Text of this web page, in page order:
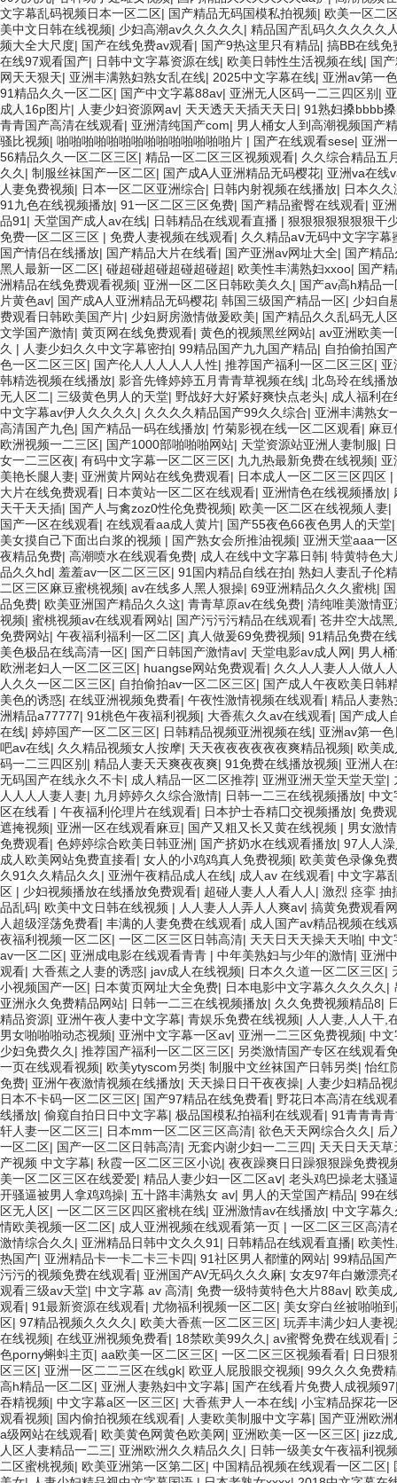
文字幕乱码视频日本一区二区| 国产精品无码国模私拍视频| 欧美一区二
美中文日韩在线视频| 少妇高潮av久久久久久 | 精品国产乱码久久久久久
频大全大尺度| 国产在线免费av观看| 国产9热这里只有精品| 搞BB在线免
在线97观看国产| 日韩中文字幕资源在线| 欧美日韩性生活视频在线| 国
网天天狠天| 亚洲丰满熟妇熟女乱在线| 2025中文字幕在线| 亚洲av第一
91精品久久一区二区| 国产中文字幕88av| 亚洲无人区码一二三四区别 |
成人16p图片| 人妻少妇资源网av| 天天透天天插天天日| 91熟妇搡bbbb
青青国产高清在线观看| 亚洲清纯国产com| 男人桶女人到高潮视频国产
骚比视频| 啪啪啪啪啪啪啪啪啪啪啪啪啪啪片 | 国产在线观看sese| 亚洲
56精品久久一区二区三区| 精品一区二区三区视频观看| 久久综合精品五
久久 | 制服丝袜国产一区二区| 国产成A人亚洲精品无码樱花| 亚洲va在线
人妻免费视频| 日本一区二区亚洲综合| 日韩内射视频在线播放| 日本久
91九色在线视频播放| 91一区二区三区免费| 国产精品蜜臀在线观看| 亚
品91 | 天堂国产成人av在线| 日韩精品在线观看直播 | 狠狠狠狠狠狠狠干
免费一区二区三区 | 免费人妻视频在线观看| 久久精品aⅴ无码中文字字幕
国产情侣在线播放| 国产精品大片在线看| 国产亚洲av网址大全| 国产精
黑人最新一区二区| 碰超碰超碰超碰超碰超| 欧美性丰满熟妇xxoo| 国产
洲精品在线免费观看视频| 亚洲一区二区日韩欧美久久 | 国产av高h精品
片黄色av| 国产成A人亚洲精品无码樱花| 韩国三级国产精品一区| 少妇自
费观看日韩欧美国产片| 少妇厨房激情做爰欧美| 国产精品久久乱码无人
文学国产激情| 黄页网在线免费观看| 黄色的视频黑丝网站| av亚洲欧美
久 | 人妻少妇久久中文字幕密拍| 99精品国产九九国产精品| 自拍偷拍国
色一区二区三区| 国产伦人人人人人人性| 推荐国产福利一区二区三区| 亚
韩精选视频在线播放| 影音先锋婷婷五月青青草视频在线| 北岛玲在线播
无人区二| 三级黄色男人的天堂| 野战好大好紧好爽快点老头| 成人福利
中文字幕av伊人久久久久 | 久久久久精品国产99久久综合| 亚洲丰满熟女
高清国产九色| 国产精品一码在线播放| 竹菊影视在线一区二区观看| 麻豆
欧洲视频一二三区| 国产1000部啪啪啪网站| 天堂资源站亚洲人妻制服|
女一二三区夜| 有码中文字幕一区二区三区| 九九热最新免费在线视频| 亚
美艳长腿人妻| 亚洲黄片网站在线免费观看| 日本成人一区二区三区四区 |
大片在线免费观看| 日本黄站一区二区在线观看| 亚洲情色在线视频播放|
天干天天插| 国产人与禽zoz0性伦免费视频| 欧美一区二区在线视频人妻|
国产一区在线观看| 在线观看aa成人黄片| 国产55夜色66夜色男人的天堂
美女摸自己下面出白浆的视频 | 国产熟女会所推油视频| 亚洲天堂aaa一
夜精品免费| 高潮喷水在线观看免费| 成人在线中文字幕日韩| 特黄特色大
品久久hd| 羞羞av一区二区三区| 91国内精品自线在拍| 熟妇人妻乱子伦
二区三区麻豆蜜桃视频| av在线多人黑人狠操| 69亚洲精品久久久蜜桃|
品免费| 欧美亚洲国产精品久久这| 青青草原av在线免费| 清纯唯美激情
视频| 蜜桃视频av在线观看网站| 国产污污污精品在线观看| 苍井空大战
免费网站| 午夜福利福利一区二区| 真人做爰69免费视频| 91精品免费在
美色极品在线高清一区| 国产日韩国产激情av| 天堂电影av成人网| 男人
欧洲老妇人一区二区三区| huangse网站免费观看| 久久人人妻人人做人
人久久一区二区三区| 自拍偷拍av一区二区三区| 国产成人午夜欧美日韩
美色的诱惑| 在线亚洲视频免费看| 午夜性激情视频在线观看| 精品人妻
洲精品a77777| 91桃色午夜福利视频| 大香蕉久久av在线观看| 国产成人
在线| 婷婷国产一区二区三区| 日韩精品视频亚洲视频在线| 亚洲av第一
吧av在线| 久久精品视频女人按摩| 天天夜夜夜夜夜夜爽精品视频| 欧美
码一二三四区别 | 精品人妻天天爽夜夜爽| 91免费在线播放视频| 亚洲人
无码国产在线永久不卡| 成人精品一区二区推荐| 亚洲亚洲天堂天堂天堂|
人人人人妻人妻| 九月婷婷久久综合激情| 日韩一二三在线视频播放| 中文
区在线看 | 午夜福利伦理片在线观看| 日本护士吞精囗交视频播放| 免费
遮掩视频| 亚洲一区在线观看麻豆| 国产又粗又长又黄在线视频 | 男女激
免费观看| 色婷婷综合欧美日韩亚洲| 国产挤奶水在线观看播放| 97人人
成人欧美网站免费直接看| 女人的小鸡鸡真人免费视频| 欧美黄色录像免
久91久久精品久久 | 亚洲午夜精品成人在线| 成人av 在线观看| 中文字幕
区 | 少妇视频播放在线播放免费观看| 超碰人妻人人看人人 | 激烈 痉挛 抽
品乱码| 欧美中文日韩在线视频 | 人人妻人人弄人人爽av| 搞黄免费观看
人超级淫荡免费看| 丰满的人妻免费在线观看| 成人国产av精品视频在线
夜福利视频一区二区| 一区二区三区日韩高清| 天天日天天操天天啪| 中文
av一区二区| 亚洲成电影在线观看青青 | 中年美熟妇与少年的激情| 亚洲
观看| 大香蕉之人妻的诱惑| jav成人在线视频| 日本久久道一区二区三区|
小视频国产一区| 日本黄页网址大全免费| 日本电影中文字幕久久久久久 |
亚洲永久免费精品网站| 日韩一二三在线视频播放| 久久免费视频精品8|
精品资源| 亚洲午夜人妻中文字幕| 青娱乐免费在线视频| 人人妻,人人干,
男女啪啪啪动态视频| 亚洲中文字幕一区av| 亚洲一二三区免费视频| 中文
少妇免费久久 | 推荐国产福利一区二区三区| 另类激情国产专区在线观看
一页在线观看视频| 欧美ytyscom另类| 制服中文丝袜国产日韩另类|怡红
免费| 亚洲午夜激情视频在线播放| 天天操日日干夜夜操| 人妻少妇精品
日本不卡码一区二区三区| 国产97精品在线免费看| 野花日本高清在线观
线播放| 偷窥自拍日日中文字幕| 极品国模私拍福利在线观看| 91青青青
轩人妻一区二区三| 日本mm一区二区三区高清| 欲色天天网综合久久 | 后
一区二区| 国产一区二区日韩高清| 无套内谢少妇一二三四| 天天日天天草
产视频 中文字幕| 秋霞一区二区三区小说| 夜夜躁爽日日躁狠狠躁免费视
美一区二区三区在线爱爱| 精品人妻少妇一区二区aⅴ| 老头鸡巴操老太骚
开骚逼被男人拿鸡鸡操| 五十路丰满熟女 av| 男人的天堂国产精品| 99在
区无人区| 一区二区三区四区蜜桃在线| 亚洲激情av在线播放| 中文字幕
情欧美视频一区二区| 成人亚洲视频在线观看第一页 | 一区二区三区高清
激情综合久久 | 亚洲精品日韩中文久久91 | 日韩精品在线观看直播| 欧美
热国产| 亚洲精品卡一卡二卡三卡四| 91社区男人都懂的网站| 99精品国
污污的视频免费在线观看| 亚洲国产AV无码久久久麻| 女友97年白嫩漂亮
观看三级av天堂| 中文字幕 av 高清| 免费一级特黄特色大片88av| 欧美成
观看| 91最新资源在线观看| 尤物福利视频一区二区| 美女穿白丝被啪啪
区| 97精品视频久久久久 | 欧美大香蕉一区二区三区| 玩弄丰满少妇人妻
在线视频| 在线亚洲视频免费看| 18禁欧美99久久 | av蜜臀免费在线观看|
色porny蝌蚪主页| aa欧美一区二区三区| 一区二区三区视频看看| 日日狠
区三区| 亚洲一区二二三区在线gk| 欧亚人屁股眼交视频| 99久久久免费
高h精品一区二区| 亚洲人妻熟妇中文字幕| 国产在线看片免费人成视频97
吞精视频| 中文字幕a区一区三区| 大香蕉尹人一本在线| 小宝精品探花一
观看视频| 国内偷拍视频在线观看| 人妻欧美制服中文字幕| 国产亚洲欧
a级网站在线观看| 欧美黄色网黄色欧美网| 亚洲欧美一区一区三区| jizz成
人区人妻精品一二三| 亚洲欧洲久久精品久久 | 日韩一级美女午夜福利视
二区蜜桃视频| 欧美亚洲第一区第二区| 中国精品视频在线观看一区二区|